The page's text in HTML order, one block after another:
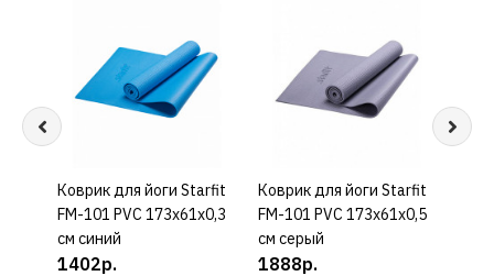
КУПИТЬ
Коврик для йоги Starfit
FM-101 PVC 173x61x0,3
см синий
1402р.
КУПИТЬ
Коврик для йоги Starfit
FM-101 PVC 173x61x0,5
см серый
1888р.